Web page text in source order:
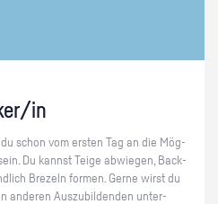
in
schon vom ers­ten Tag an die Mög­
Du kannst Teige ab­wie­gen, Back­
Bre­zeln for­men. Gerne wirst du
an­de­ren Aus­zu­bil­den­den un­ter­